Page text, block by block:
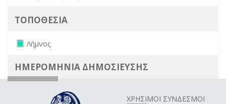
ΤΟΠΟΘΕΣΙΑ
Remove Λήμνος filter
Λήμνος
ΗΜΕΡΟΜΗΝΙΑ ΔΗΜΟΣΙΕΥΣΗΣ
ΧΡΗΣΙΜΟΙ ΣΥΝΔΕΣΜΟΙ